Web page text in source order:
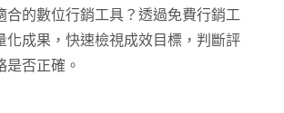
合的數位行銷工具？透過免費行銷工
化成果，快速檢視成效目標，判斷評
是否正確。